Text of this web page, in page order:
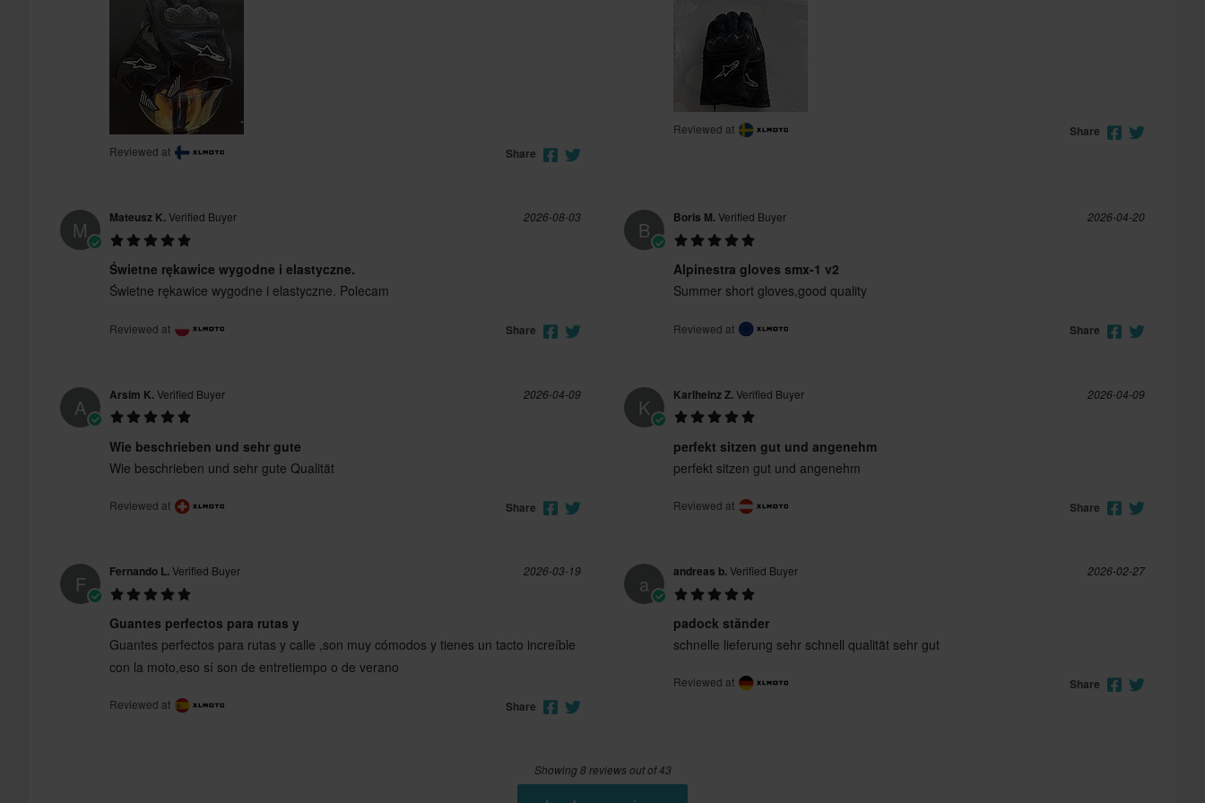
Reviewed at Share
Reviewed at Share
M Mateusz K.Verified Buyer 2026-08-03
Świetne rękawice wygodne i elastyczne.
Świetne rękawice wygodne i elastyczne. Polecam
Reviewed at Share
B Boris M.Verified Buyer 2026-04-20
Alpinestra gloves smx-1 v2
Summer short gloves,good quality
Reviewed at Share
A Arsim K.Verified Buyer 2026-04-09
Wie beschrieben und sehr gute
Wie beschrieben und sehr gute Qualität
Reviewed at Share
K Karlheinz Z.Verified Buyer 2026-04-09
perfekt sitzen gut und angenehm
perfekt sitzen gut und angenehm
Reviewed at Share
F Fernando L.Verified Buyer 2026-03-19
Guantes perfectos para rutas y
Guantes perfectos para rutas y calle ,son muy cómodos y tienes un tacto increíble
con la moto,eso sí son de entretiempo o de verano
Reviewed at Share
a andreas b.Verified Buyer 2026-02-27
padock ständer
schnelle lieferung sehr schnell qualität sehr gut
Reviewed at Share
Showing 8 reviews out of 43